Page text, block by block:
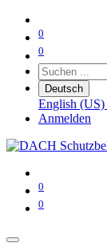
0
0
Deutsch
English (US)
Anmelden
0
0